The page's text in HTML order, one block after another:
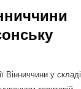
Вінниччини у складі